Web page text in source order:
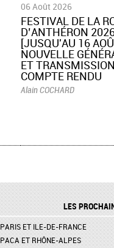
06 Août 2026
​FESTIVAL DE LA
D’ANTHÉRON
[JUSQU'AU 16
NOUVELLE
ET
COMPTE RENDU
Alain COCHARD
LES
PARIS ET ILE-DE-FRANCE
PACA ET RHÔNE-ALPES